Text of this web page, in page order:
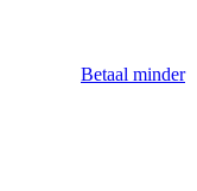
Betaal minder